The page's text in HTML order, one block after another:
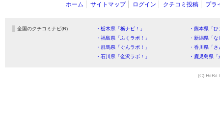
ホーム サイトマップ ログイン クチコミ投稿 プラ
全国のクチコミナビ(R) ・栃木県「栃ナビ！」
・熊本県「
・福島県「ふくラボ！」
・新潟県「
・群馬県「ぐんラボ！」
・香川県「
・石川県「金沢ラボ！」
・鹿児島県
(C) HitBit